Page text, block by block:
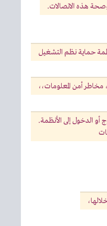
وصحة هذه الاتصالات.
حماية نظم التشغيل
مخاطر أمن المعلومات،،
أو الدخول إلى الأنظمة.